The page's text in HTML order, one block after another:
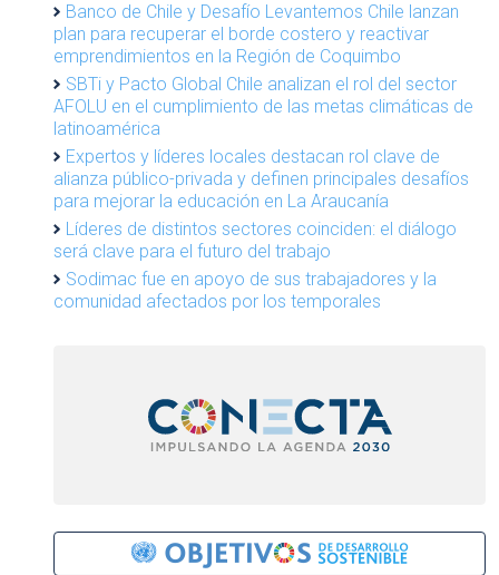
Banco de Chile y Desafío Levantemos Chile lanzan
plan para recuperar el borde costero y reactivar
emprendimientos en la Región de Coquimbo
SBTi y Pacto Global Chile analizan el rol del sector
AFOLU en el cumplimiento de las metas climáticas de
latinoamérica
Expertos y líderes locales destacan rol clave de
alianza público-privada y definen principales desafíos
para mejorar la educación en La Araucanía
Líderes de distintos sectores coinciden: el diálogo
será clave para el futuro del trabajo
Sodimac fue en apoyo de sus trabajadores y la
comunidad afectados por los temporales